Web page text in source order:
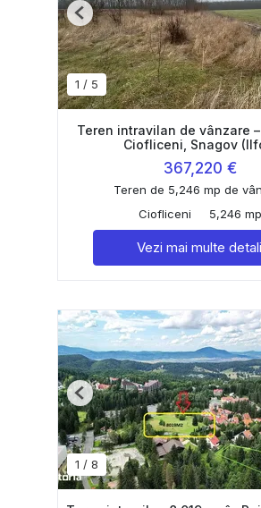
1 / 5
Previous
Teren intravilan de vânzare –
Ciofliceni, Snagov
367,220 €
Teren de 5,246 mp de
Ciofliceni
5,246 mp
Vezi mai multe
1 / 8
Previous